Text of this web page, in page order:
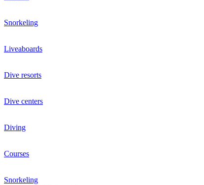
Snorkeling
Liveaboards
Dive resorts
Dive centers
Diving
Courses
Snorkeling